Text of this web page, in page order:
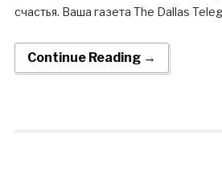
счастья. Ваша газета The Dallas
Continue Reading →